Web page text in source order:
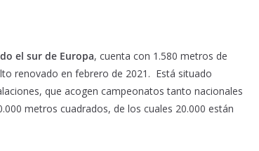
el sur de Europa, cuenta con 1.580 metros de
renovado en febrero de 2021. Está situado
que acogen campeonatos tanto nacionales
metros cuadrados, de los cuales 20.000 están